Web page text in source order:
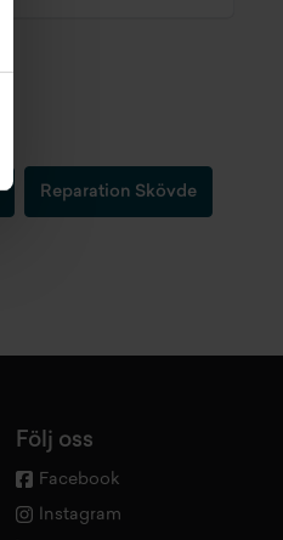
Reparation Skövde
Följ oss
Facebook
Instagram